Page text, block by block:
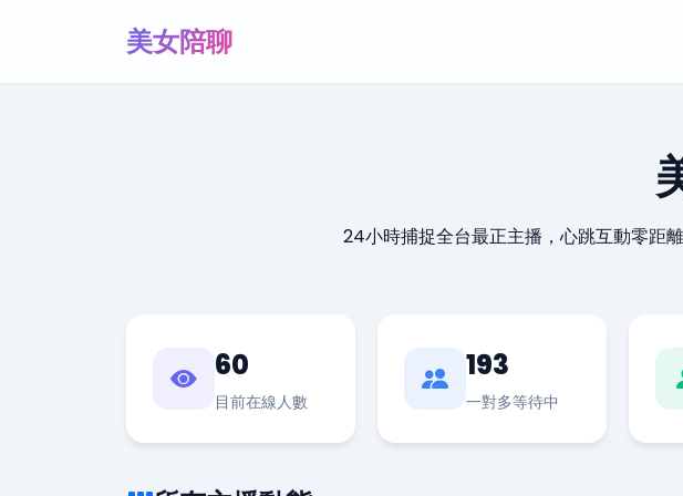
美女陪聊
24小時捕捉全台最正主播，心跳互動零距
60
目前在線人數
193
一對多等待中